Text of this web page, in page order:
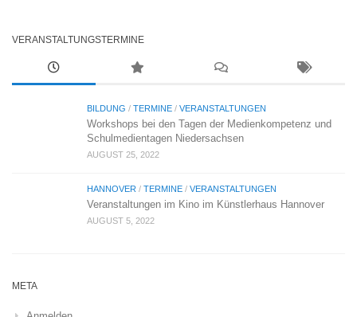
VERANSTALTUNGSTERMINE
BILDUNG / TERMINE / VERANSTALTUNGEN
Workshops bei den Tagen der Medienkompetenz und
Schulmedientagen Niedersachsen
AUGUST 25, 2022
HANNOVER / TERMINE / VERANSTALTUNGEN
Veranstaltungen im Kino im Künstlerhaus Hannover
AUGUST 5, 2022
META